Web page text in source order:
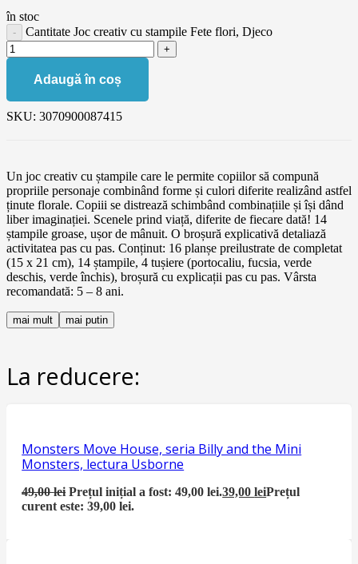
în stoc
Cantitate Joc creativ cu stampile Fete flori, Djeco
Adaugă în coș
SKU: 3070900087415
Un joc creativ cu ștampile care le permite copiilor să compună
propriile personaje combinând forme și culori diferite realizând astfel
ținute florale. Copiii se distrează schimbând combinațiile și își dând
liber imaginației. Scenele prind viață, diferite de fiecare dată! 14
ștampile groase, ușor de mânuit. O broșură explicativă detaliază
activitatea pas cu pas. Conținut: 16 planșe preilustrate de completat
(15 x 21 cm), 14 ștampile, 4 tușiere (portocaliu, fucsia, verde
deschis, verde închis), broșură cu explicații pas cu pas. Vârsta
recomandată: 5 – 8 ani.
mai mult mai putin
La reducere:
Monsters Move House, seria Billy and the Mini
Monsters, lectura Usborne
49,00lei Prețul inițial a fost: 49,00 lei.39,00leiPrețul
curent este: 39,00 lei.